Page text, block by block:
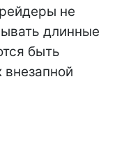
не
длинные
быть
внезапной